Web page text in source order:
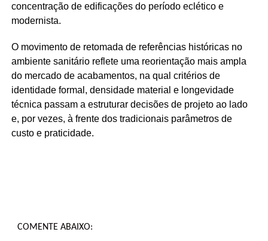
concentração de edificações do período eclético e
modernista.
O movimento de retomada de referências históricas no
ambiente sanitário reflete uma reorientação mais ampla
do mercado de acabamentos, na qual critérios de
identidade formal, densidade material e longevidade
técnica passam a estruturar decisões de projeto ao lado
e, por vezes, à frente dos tradicionais parâmetros de
custo e praticidade.
COMENTE ABAIXO: